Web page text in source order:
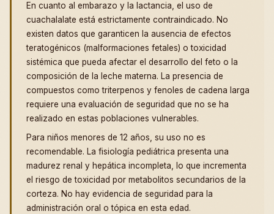
En cuanto al embarazo y la lactancia, el uso de
cuachalalate está estrictamente contraindicado. No
existen datos que garanticen la ausencia de efectos
teratogénicos (malformaciones fetales) o toxicidad
sistémica que pueda afectar el desarrollo del feto o la
composición de la leche materna. La presencia de
compuestos como triterpenos y fenoles de cadena larga
requiere una evaluación de seguridad que no se ha
realizado en estas poblaciones vulnerables.
Para niños menores de 12 años, su uso no es
recomendable. La fisiología pediátrica presenta una
madurez renal y hepática incompleta, lo que incrementa
el riesgo de toxicidad por metabolitos secundarios de la
corteza. No hay evidencia de seguridad para la
administración oral o tópica en esta edad.